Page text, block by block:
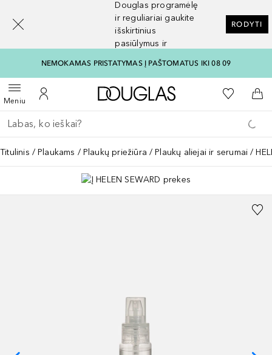
Douglas programėlę
ir reguliariai gaukite
išskirtinius
pasiūlymus ir
RODYTI
NEMOKAMAS PRISTATYMAS Į PAŠTOMATUS IKI 08 09
MeniuAtidaryti meniuĮ mano paskyrą
Į Douglas pagrindinį
Į mano
Į
Grįžk atgal
Vykdykite paiešką
Titulinis Plaukams Plaukų priežiūra Plaukų aliejai ir serumai
[navigation.slideout.screenreader]